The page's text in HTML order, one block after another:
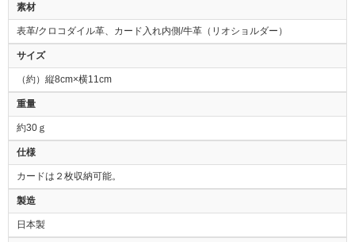
素材
表革/クロコダイル革、カード入れ内側/牛革（リオショルダー）
サイズ
（約）縦8cm×横11cm
重量
約30ｇ
仕様
カードは２枚収納可能。
製造
日本製